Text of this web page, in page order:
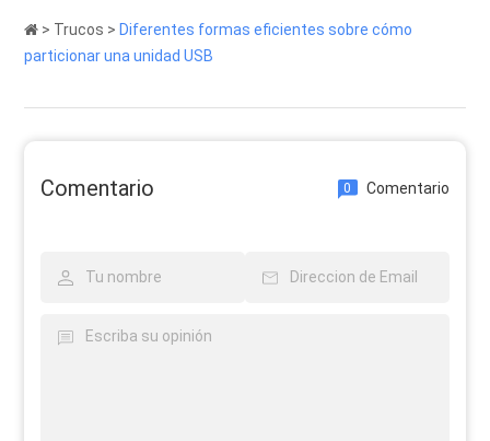
> Trucos > Diferentes formas eficientes sobre cómo
particionar una unidad USB
Comentario 0 Comentario